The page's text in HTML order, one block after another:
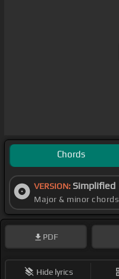
Chords
VERSION: Simplified
Major & minor
PDF
Hide lyrics